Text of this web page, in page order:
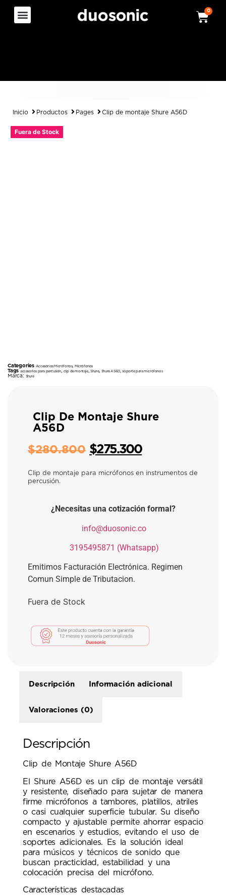
0
Inicio Productos Pages Clip de montaje Shure A56D
Fuera de Stock
Categories Accesorios Micrófonos,Micrófonos
Tags accesorios para percusión clip de montaje,Shure, Shure A56D,soporte para micrófonos
Marca: Shure
Clip De Montaje Shure
A56D
$280.800 $275.300
Clip de montaje para micrófonos en instrumentos de
percusión.
¿Necesitas una cotización formal?
info@duosonic.co
3195495871 (Whatsapp)
Emitimos Facturación Electrónica. Regimen
Comun Simple de Tributacion.
Fuera de Stock
Descripción Información adicional
Valoraciones (0)
Descripción
Clip de Montaje Shure A56D
El Shure A56D es un clip de montaje versátil
y resistente, diseñado para sujetar de manera
firme micrófonos a tambores, platillos, atriles
o casi cualquier superficie tubular. Su diseño
compacto y ajustable permite ahorrar espacio
en escenarios y estudios, evitando el uso de
soportes adicionales. Es la solución ideal
para músicos y técnicos de sonido que
buscan practicidad, estabilidad y una
colocación precisa del micrófono.
Características destacadas